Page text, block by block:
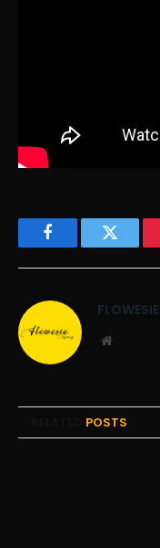
FacebookTwitter
FLOWESIE
Website
POSTS